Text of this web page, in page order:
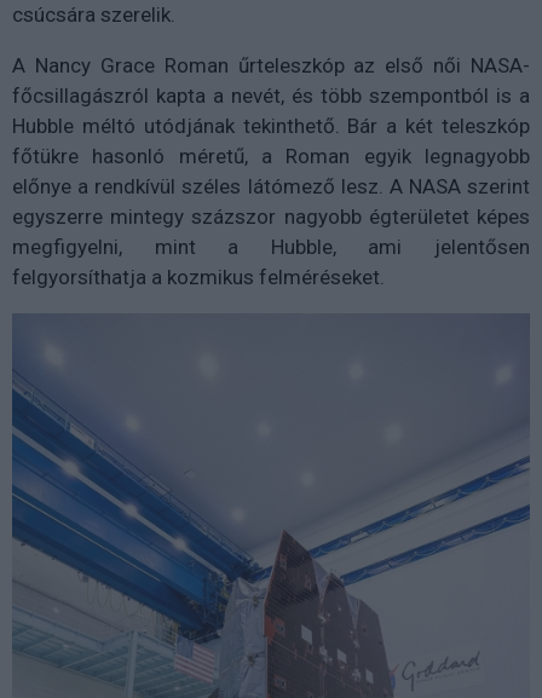
csúcsára szerelik.
A Nancy Grace Roman űrteleszkóp az első női NASA-
főcsillagászról kapta a nevét, és több szempontból is a
Hubble méltó utódjának tekinthető. Bár a két teleszkóp
főtükre hasonló méretű, a Roman egyik legnagyobb
előnye a rendkívül széles látómező lesz. A NASA szerint
egyszerre mintegy százszor nagyobb égterületet képes
megfigyelni, mint a Hubble, ami jelentősen
felgyorsíthatja a kozmikus felméréseket.